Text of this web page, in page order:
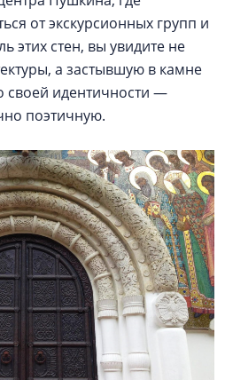
от экскурсионных групп и
этих стен, вы увидите не
а застывшую в камне
своей идентичности —
поэтичную.